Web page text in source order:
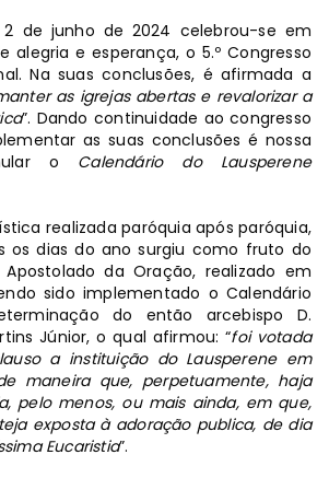
de junho de 2024 celebrou-se em
alegria e esperança, o 5.º Congresso
Na suas conclusões, é afirmada a
as igrejas abertas e revalorizar a
”. Dando continuidade ao congresso
as suas conclusões é nossa
o Calendário do Lausperene
realizada paróquia após paróquia,
os dias do ano surgiu como fruto do
Apostolado da Oração, realizado em
sido implementado o Calendário
do então arcebispo D.
Júnior, o qual afirmou: “foi votada
a instituição do Lausperene em
maneira que, perpetuamente, haja
pelo menos, ou mais ainda, em que,
exposta à adoração publica, de dia
Eucaristia”.